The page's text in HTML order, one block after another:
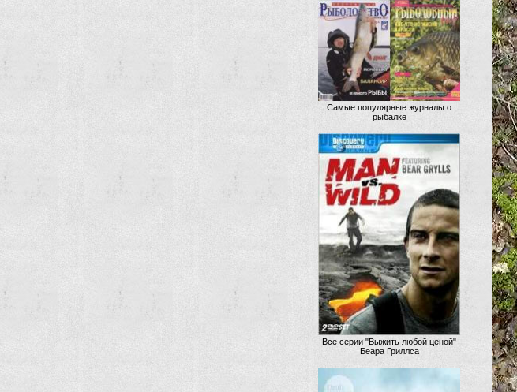
Самые популярные журналы о
рыбалке
Все серии "Выжить любой ценой"
Беара Гриллса